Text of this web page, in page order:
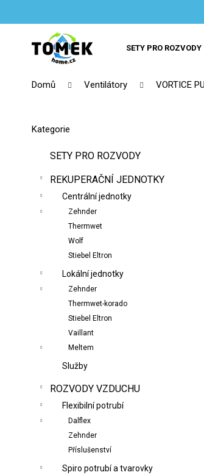
SETY PRO ROZVODY
Domů Ventilátory VORTICE
Přeskočit
Kategorie
SETY PRO ROZVODY
REKUPERAČNÍ JEDNOTKY
Centrální jednotky
Zehnder
Thermwet
Wolf
Stiebel Eltron
Lokální jednotky
Zehnder
Thermwet-korado
Stiebel Eltron
Vaillant
Meltem
Služby
ROZVODY VZDUCHU
Flexibilní potrubí
Dalflex
Zehnder
Příslušenství
Spiro potrubí a tvarovky
o
Zpět
do
obchodu
Zpět
do
obchodu